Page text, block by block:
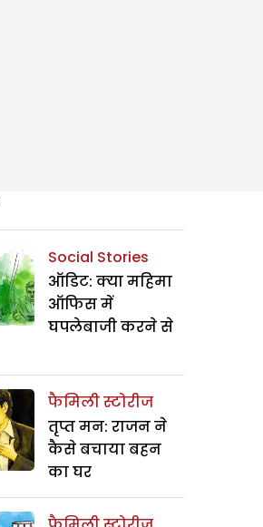
Social Stories
ऑडिट: क्या महिमा
ऑफिस में
घपलेबाजी करने से
फैमिली स्टोरीज
तृप्त मन: राजन ने
कैसे बचाया बहन
का घर